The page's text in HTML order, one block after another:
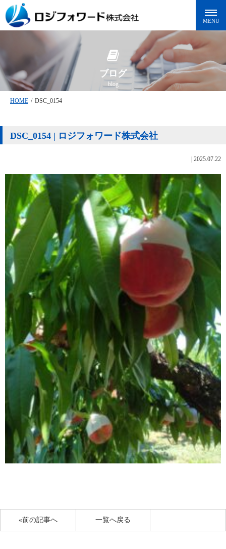
ブログ
blog
HOME / DSC_0154
DSC_0154 | ロジフォワード株式会社
2025.07.22
«前の記事へ 一覧へ戻る